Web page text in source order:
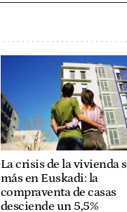
La crisis de la vivienda
más en Euskadi: la
compraventa de casas
desciende un 5,5%